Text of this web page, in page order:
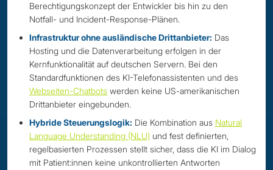
Berechtigungskonzept der Entwickler bis hin zu den
Notfall- und Incident-Response-Plänen.
Infrastruktur ohne ausländische Drittanbieter: Das
Hosting und die Datenverarbeitung erfolgen in der
Kernfunktionalität auf deutschen Servern. Bei den
Standardfunktionen des KI-Telefonassistenten und des
Webseiten-Chatbots werden keine US-amerikanischen
Drittanbieter eingebunden.
Hybride Steuerungslogik: Die Kombination aus Natural
Language Understanding (NLU) und fest definierten,
regelbasierten Prozessen stellt sicher, dass die KI im Dialog
mit Patient:innen keine unkontrollierten Antworten